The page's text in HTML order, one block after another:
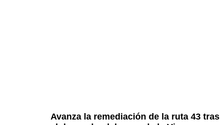
Avanza la remediación de la ruta 43 tras